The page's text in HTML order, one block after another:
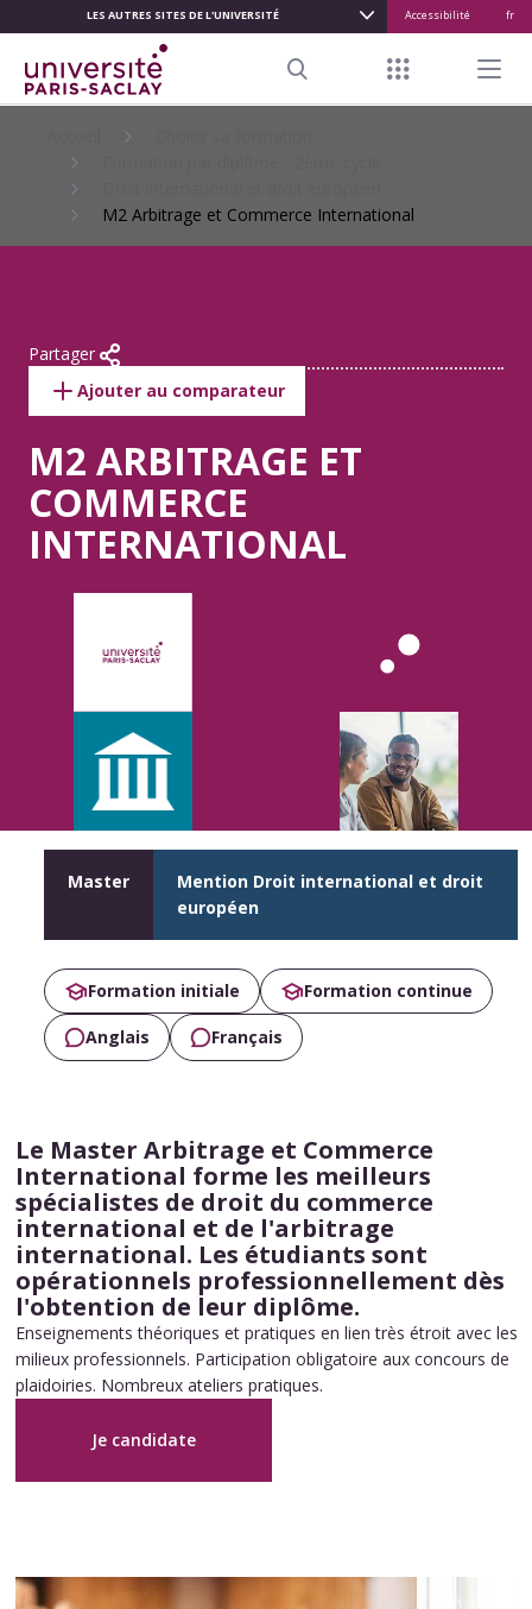
CONTENU
PRINCIPAL
LES AUTRES SITES DE L'UNIVERSITÉ Accessibilité fr
Menu Menu
M2 Arbitrage et Commerce International
Partager
Ajouter au comparateur
M2 ARBITRAGE ET
COMMERCE
INTERNATIONAL
Master
Mention Droit international et droit
européen
Formation initiale Formation continue
Anglais Français
Le Master Arbitrage et Commerce
International forme les meilleurs
spécialistes de droit du commerce
international et de l'arbitrage
international. Les étudiants sont
opérationnels professionnellement dès
l'obtention de leur diplôme.
Enseignements théoriques et pratiques en lien très étroit avec les
milieux professionnels. Participation obligatoire aux concours de
plaidoiries. Nombreux ateliers pratiques.
Je candidate